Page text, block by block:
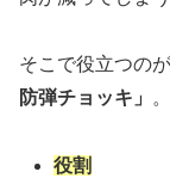
そこで役立つの
防弾チョッキ」 。
役割